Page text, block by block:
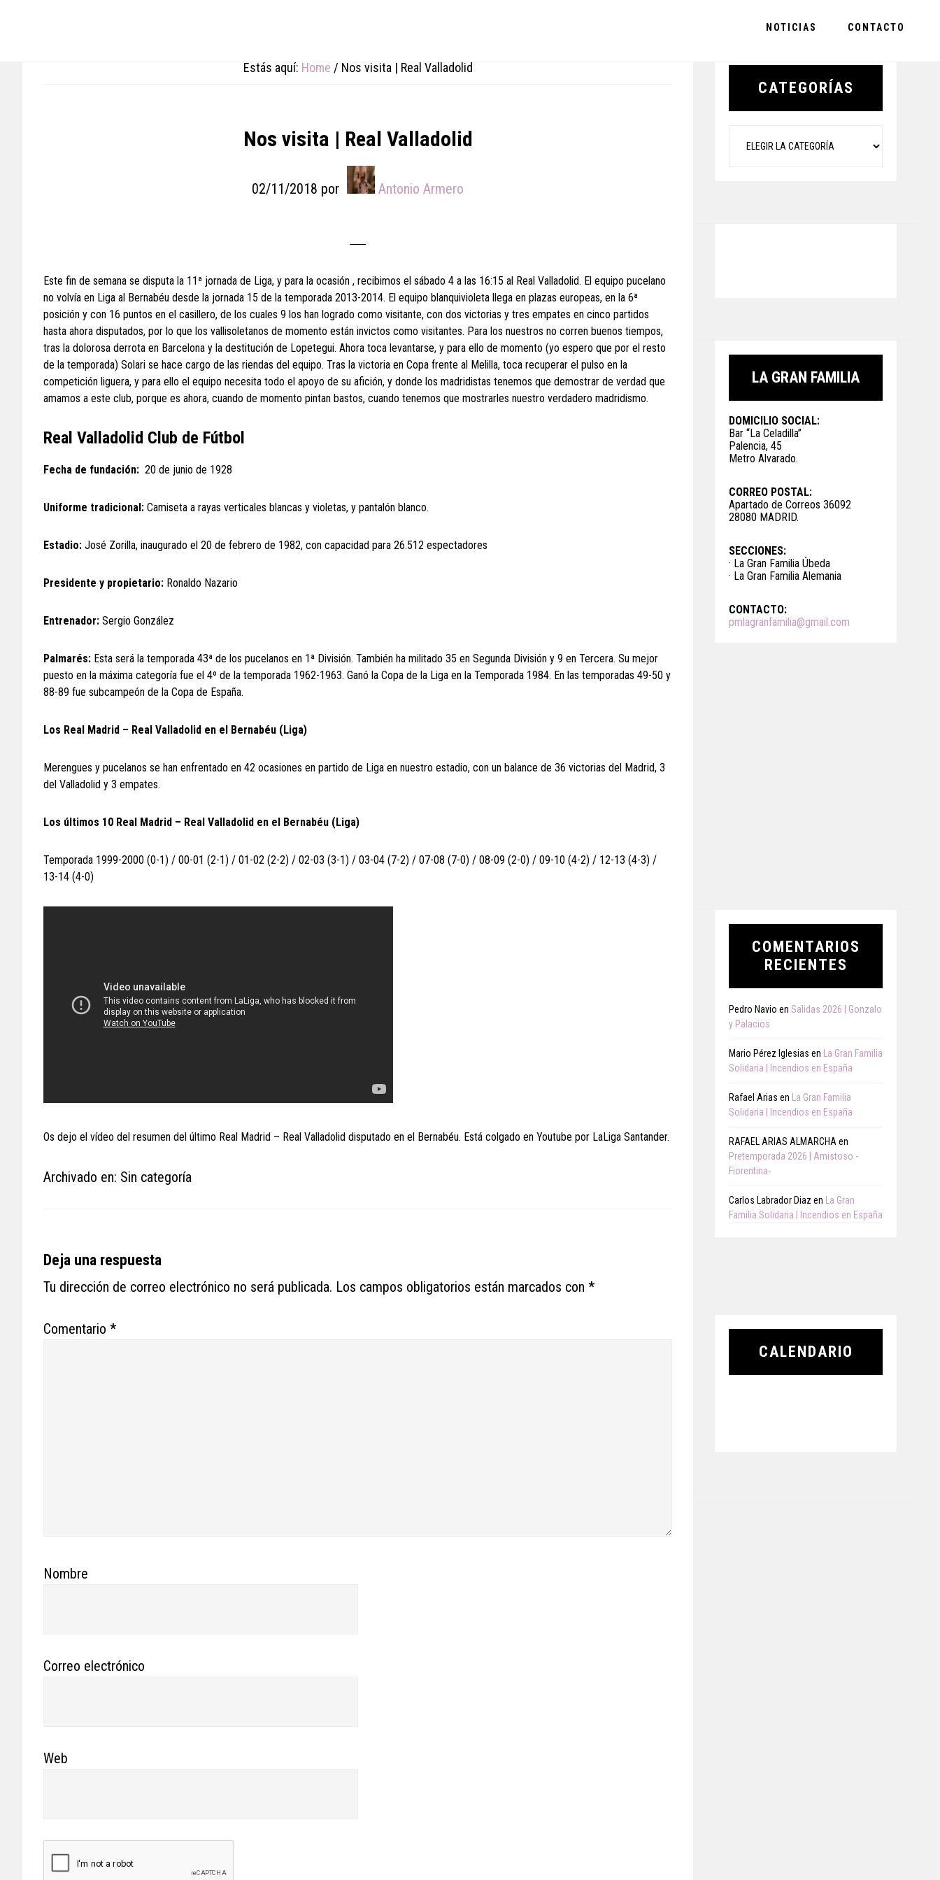
NOTICIAS CONTACTO
Estás aquí: Home / Nos visita | Real Valladolid
Nos visita | Real Valladolid
02/11/2018 por Antonio Armero
Este fin de semana se disputa la 11ª jornada de Liga, y para la ocasión , recibimos el sábado 4 a las 16:15 al Real Valladolid. El equipo pucelano
no volvía en Liga al Bernabéu desde la jornada 15 de la temporada 2013-2014. El equipo blanquivioleta llega en plazas europeas, en la 6ª
posición y con 16 puntos en el casillero, de los cuales 9 los han logrado como visitante, con dos victorias y tres empates en cinco partidos
hasta ahora disputados, por lo que los vallisoletanos de momento están invictos como visitantes. Para los nuestros no corren buenos tiempos,
tras la dolorosa derrota en Barcelona y la destitución de Lopetegui. Ahora toca levantarse, y para ello de momento (yo espero que por el resto
de la temporada) Solari se hace cargo de las riendas del equipo. Tras la victoria en Copa frente al Melilla, toca recuperar el pulso en la
competición liguera, y para ello el equipo necesita todo el apoyo de su afición, y donde los madridistas tenemos que demostrar de verdad que
amamos a este club, porque es ahora, cuando de momento pintan bastos, cuando tenemos que mostrarles nuestro verdadero madridismo.
Real Valladolid Club de Fútbol
Fecha de fundación: 20 de junio de 1928
Uniforme tradicional: Camiseta a rayas verticales blancas y violetas, y pantalón blanco.
Estadio: José Zorilla, inaugurado el 20 de febrero de 1982, con capacidad para 26.512 espectadores
Presidente y propietario: Ronaldo Nazario
Entrenador: Sergio González
Palmarés: Esta será la temporada 43ª de los pucelanos en 1ª División. También ha militado 35 en Segunda División y 9 en Tercera. Su mejor
puesto en la máxima categoría fue el 4º de la temporada 1962-1963. Ganó la Copa de la Liga en la Temporada 1984. En las temporadas 49-50 y
88-89 fue subcampeón de la Copa de España.
Los Real Madrid – Real Valladolid en el Bernabéu (Liga)
Merengues y pucelanos se han enfrentado en 42 ocasiones en partido de Liga en nuestro estadio, con un balance de 36 victorias del Madrid, 3
del Valladolid y 3 empates.
Los últimos 10 Real Madrid – Real Valladolid en el Bernabéu (Liga)
Temporada 1999-2000 (0-1) / 00-01 (2-1) / 01-02 (2-2) / 02-03 (3-1) / 03-04 (7-2) / 07-08 (7-0) / 08-09 (2-0) / 09-10 (4-2) / 12-13 (4-3) /
13-14 (4-0)
Os dejo el vídeo del resumen del último Real Madrid – Real Valladolid disputado en el Bernabéu. Está colgado en Youtube por LaLiga Santander.
Archivado en: Sin categoría
Reader
Interactions
Deja una respuesta
Tu dirección de correo electrónico no será publicada. Los campos obligatorios están marcados con *
Comentario *
Nombre
Correo electrónico
Web
Primary
CATEGORÍAS
LA GRAN FAMILIA
DOMICILIO SOCIAL:
Bar “La Celadilla”
Palencia, 45
Metro Alvarado.
CORREO POSTAL:
Apartado de Correos 36092
28080 MADRID.
SECCIONES:
· La Gran Familia Úbeda
· La Gran Familia Alemania
CONTACTO:
pmlagranfamilia@gmail.com
COMENTARIOS
RECIENTES
Pedro Navio en Salidas 2026 | Gonzalo
y Palacios
Mario Pérez Iglesias en
La Gran Familia
Solidaria | Incendios en España
Rafael Arias en
La Gran Familia
Solidaria | Incendios en España
RAFAEL ARIAS ALMARCHA en
Pretemporada 2026 | Amistoso -
Fiorentina-
Carlos Labrador Diaz en
La Gran
Familia Solidaria | Incendios en España
CALENDARIO